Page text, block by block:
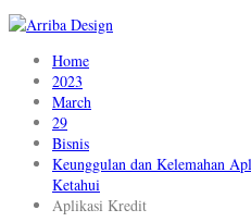
Home
2023
March
29
Bisnis
Keunggulan dan Kelemahan
Ketahui
Aplikasi Kredit